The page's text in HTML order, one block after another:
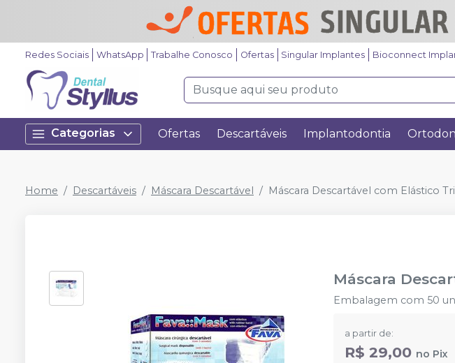
Redes Sociais WhatsApp Trabalhe Conosco Ofertas Singular Implantes Bioconnect
Categorias Ofertas Descartáveis Implantodontia
Home Descartáveis Máscara Descartável Máscara Descartável com Elástico
Máscara
Embalagem com 50
a partir de:
R$ 29,00 no Pix